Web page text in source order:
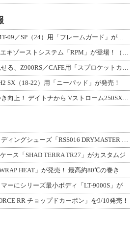
SX（18-22）用「ニーパッド」が発売！
ース「SHAD TERRA TR27」がカスタムジ
HEAT」が発売！ 最高約80℃の巻き
マーにシリーズ最小ボディ「LT-9000S」が
RR チョップドカーボン」を9/10発売！